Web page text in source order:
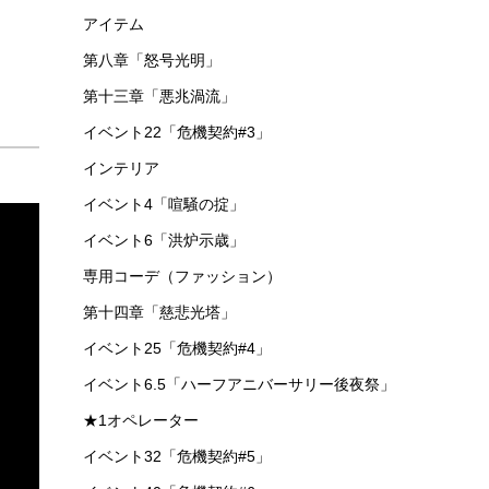
アイテム
第八章「怒号光明」
第十三章「悪兆渦流」
イベント22「危機契約#3」
インテリア
イベント4「喧騒の掟」
イベント6「洪炉示歳」
専用コーデ（ファッション）
第十四章「慈悲光塔」
イベント25「危機契約#4」
イベント6.5「ハーフアニバーサリー後夜祭」
★1オペレーター
イベント32「危機契約#5」